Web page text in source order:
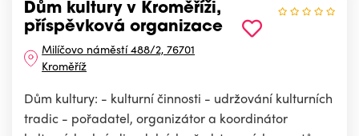
Dům kultury v Kroměříži,
příspěvková organizace
Milíčovo náměstí 488/2, 76701
Kroměříž
Dům kultury: - kulturní činnosti - udržování kulturních
tradic - pořadatel, organizátor a koordinátor